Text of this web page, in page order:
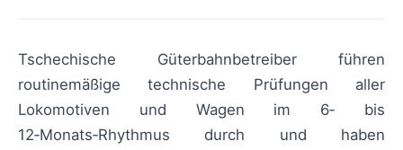
Tschechische Güterbahnbetreiber führen
routinemäßige technische Prüfungen aller
Lokomotiven und Wagen im 6‑ bis
12‑Monats‑Rhythmus durch und haben